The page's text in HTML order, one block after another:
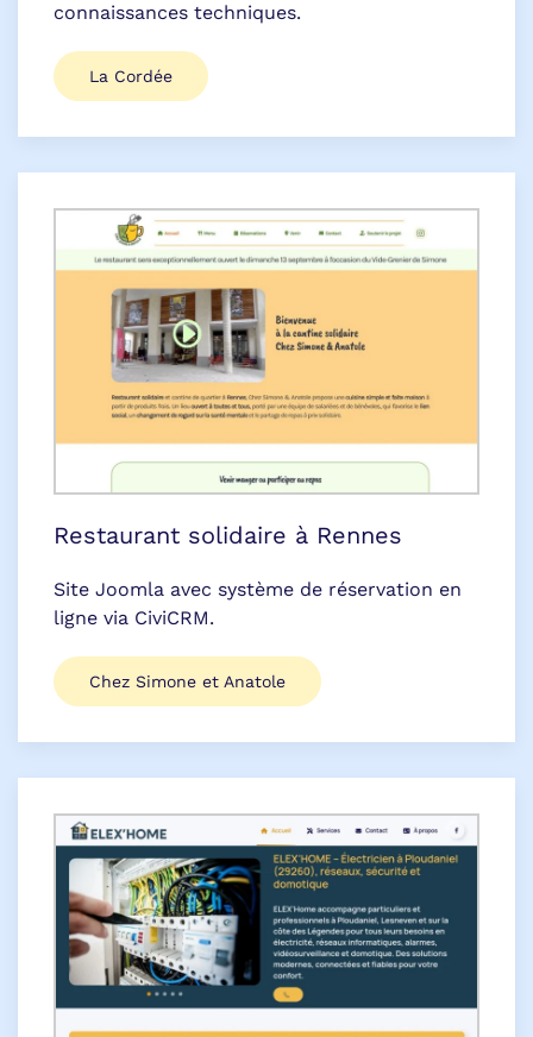
connaissances techniques.
La Cordée
Restaurant solidaire à Rennes
Site Joomla avec système de réservation en
ligne via CiviCRM.
Chez Simone et Anatole